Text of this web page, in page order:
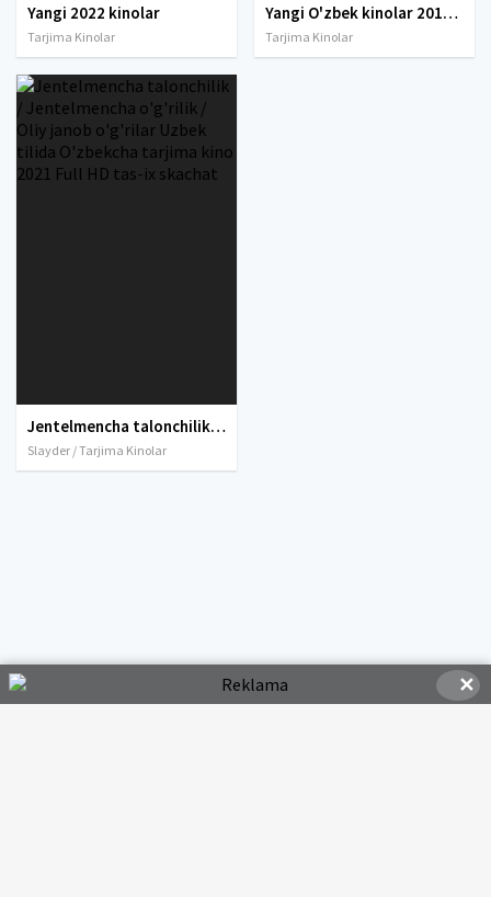
Yangi 2022 kinolar
Tarjima Kinolar
Yangi O'zbek kinolar 2010-2011-2012-2013-2014-2015-2016-2017-2018-2019-2020-2021-2022-2023-2024-2025 O'zbek tilida Uzbek tarjima Full HD
Tarjima Kinolar
Jentelmencha talonchilik / Jentelmencha o'g'rilik / Oliy janob o'g'rilar Uzbek tilida O'zbekcha tarjima kino 2021 Full HD tas-ix skachat
Slayder / Tarjima Kinolar
✕